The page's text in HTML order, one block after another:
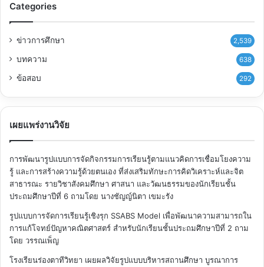
Categories
ข่าวการศึกษา 2,539
บทความ 638
ข้อสอบ 292
เผยแพร่งานวิจัย
การพัฒนารูปแบบการจัดกิจกรรมการเรียนรู้ตามแนวคิดการเชื่อมโยงความ
รู้ และการสร้างความรู้ด้วยตนเอง ที่ส่งเสริมทักษะการคิดวิเคราะห์และจิต
สาธารณะ รายวิชาสังคมศึกษา ศาสนา และวัฒนธรรมของนักเรียนชั้น
ประถมศึกษาปีที่ 6 ถามโดย นางชัญญ์นิตา เขมะรัง
รูปแบบการจัดการเรียนรู้เชิงรุก SSABS Model เพื่อพัฒนาความสามารถใน
การแก้โจทย์ปัญหาคณิตศาสตร์ สำหรับนักเรียนชั้นประถมศึกษาปีที่ 2 ถาม
โดย วรรณเพ็ญ
โรงเรียนร่องตาทีวิทยา เผยผลวิจัยรูปแบบบริหารสถานศึกษา บูรณาการ